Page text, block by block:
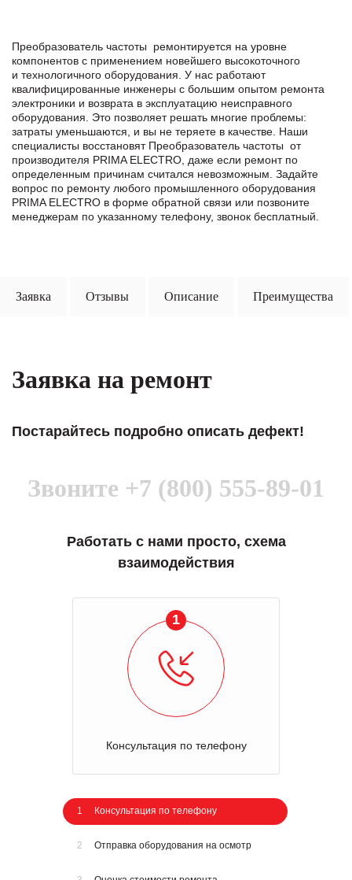
Преобразователь частоты ремонтируется на уровне
компонентов с применением новейшего высокоточного
и технологичного оборудования. У нас работают
квалифицированные инженеры с большим опытом ремонта
электроники и возврата в эксплуатацию неисправного
оборудования. Это позволяет решать многие проблемы:
затраты уменьшаются, и вы не теряете в качестве. Наши
специалисты восстановят Преобразователь частоты от
производителя PRIMA ELECTRO, даже если ремонт по
определенным причинам считался невозможным. Задайте
вопрос по ремонту любого промышленного оборудования
PRIMA ELECTRO в формe обратной связи или позвоните
менеджерам по указанному телефону, звонок бесплатный.
Заявка Отзывы Описание Преимущества
Заявка на ремонт
Постарайтесь подробно описать дефект!
Звоните +7 (800) 555-89-01
Работать с нами просто, схема
взаимодействия
1
Консультация по телефону
1 Консультация по телефону
2 Отправка оборудования на осмотр